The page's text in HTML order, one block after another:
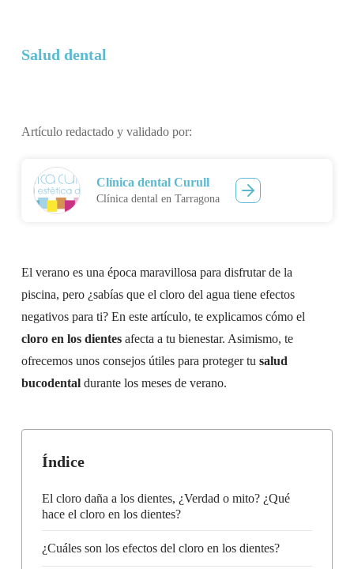
Salud dental
Artículo redactado y validado por:
Clínica dental Curull
Clínica dental en Tarragona
El verano es una época maravillosa para disfrutar de la
piscina, pero ¿sabías que el cloro del agua tiene efectos
negativos para ti? En este artículo, te explicamos cómo el
cloro en los dientesafecta a tu bienestar. Asimismo, te
ofrecemos unos consejos útiles para proteger tu salud
bucodental durante los meses de verano.
Índice
El cloro daña a los dientes, ¿Verdad o mito? ¿Qué
hace el cloro en los dientes?
¿Cuáles son los efectos del cloro en los dientes?